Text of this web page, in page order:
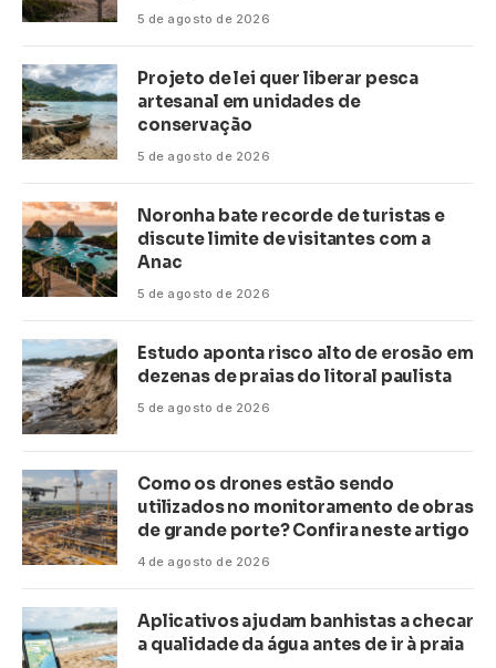
5 de agosto de 2026
Projeto de lei quer liberar pesca
artesanal em unidades de
conservação
5 de agosto de 2026
Noronha bate recorde de turistas e
discute limite de visitantes com a
Anac
5 de agosto de 2026
Estudo aponta risco alto de erosão em
dezenas de praias do litoral paulista
5 de agosto de 2026
Como os drones estão sendo
utilizados no monitoramento de obras
de grande porte? Confira neste artigo
4 de agosto de 2026
Aplicativos ajudam banhistas a checar
a qualidade da água antes de ir à praia